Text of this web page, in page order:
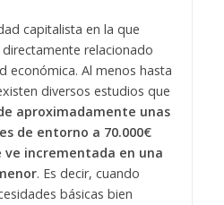
capitalista en la que
relacionado
económica. Al menos hasta
diversos estudios que
aproximadamente unas
de entorno a 70.000€
incrementada en una
. Es decir, cuando
básicas bien